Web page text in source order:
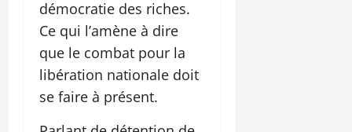
démocratie des riches.
Ce qui l’amène à dire
que le combat pour la
libération nationale doit
se faire à présent.